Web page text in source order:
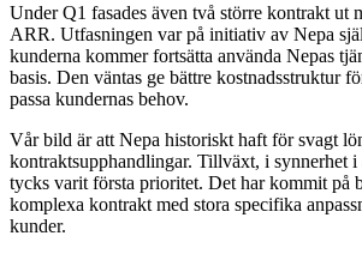
Under Q1 fasades även två större kontrakt ut
ARR. Utfasningen var på initiativ av Nepa
kunderna kommer fortsätta använda Nepas
basis. Den väntas ge bättre kostnadsstruktur
passa kundernas behov.
Vår bild är att Nepa historiskt haft för svagt
kontraktsupphandlingar. Tillväxt, i synnerhet i
tycks varit första prioritet. Det har kommit på
komplexa kontrakt med stora specifika
kunder.